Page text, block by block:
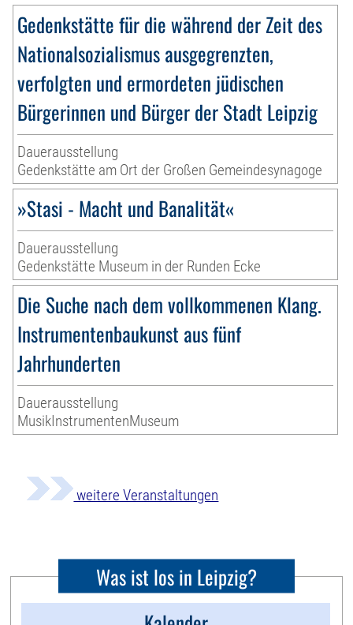
Gedenkstätte für die während der Zeit des
Nationalsozialismus ausgegrenzten,
verfolgten und ermordeten jüdischen
Bürgerinnen und Bürger der Stadt Leipzig
Dauerausstellung
Gedenkstätte am Ort der Großen Gemeindesynagoge
»Stasi - Macht und Banalität«
Dauerausstellung
Gedenkstätte Museum in der Runden Ecke
Die Suche nach dem vollkommenen Klang.
Instrumentenbaukunst aus fünf
Jahrhunderten
Dauerausstellung
MusikInstrumentenMuseum
weitere Veranstaltungen
Was ist los in Leipzig?